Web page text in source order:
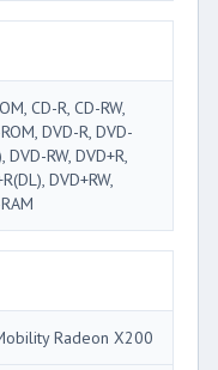
CD-R, CD-RW,
DVD-R, DVD-
DVD-RW, DVD+R,
DVD+RW,
Radeon X200